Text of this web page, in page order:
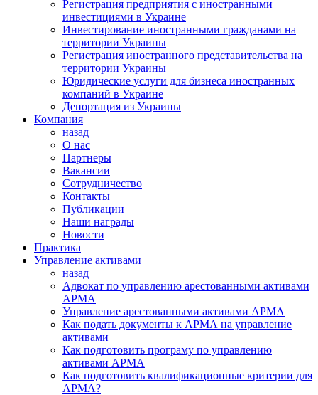
Регистрация предприятия с иностранными
инвестициями в Украине
Инвестирование иностранными гражданами на
территории Украины
Регистрация иностранного представительства на
территории Украины
Юридические услуги для бизнеса иностранных
компаний в Украине
Депортация из Украины
Компания
назад
О нас
Партнеры
Вакансии
Сотрудничество
Контакты
Публикации
Наши награды
Новости
Практика
Управление активами
назад
Адвокат по управлению арестованными активами
АРМА
Управление арестованными активами АРМА
Как подать документы к АРМА на управление
активами
Как подготовить програму по управлению
активами АРМА
Как подготовить квалификационные критерии для
АРМА?